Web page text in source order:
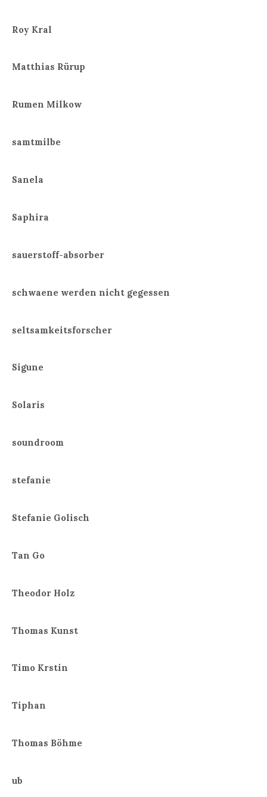
Roy Kral
Matthias Rürup
Rumen Milkow
samtmilbe
Sanela
Saphira
sauerstoff-absorber
schwaene werden nicht gegessen
seltsamkeitsforscher
Sigune
Solaris
soundroom
stefanie
Stefanie Golisch
Tan Go
Theodor Holz
Thomas Kunst
Timo Krstin
Tiphan
Thomas Böhme
ub